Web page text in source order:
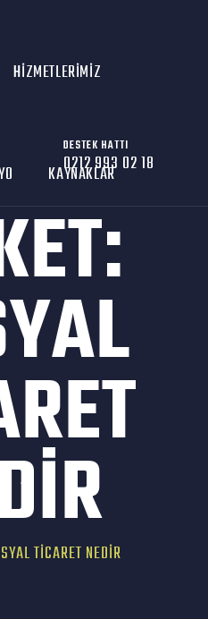
HIZMETLERIMIZ
KAYNAKLAR
DESTEK HATTI
0212 993 02 18
TICARET NEDIR